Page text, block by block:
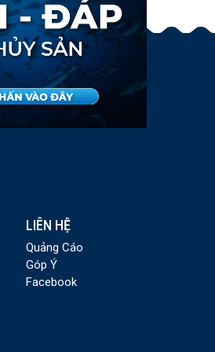
LIÊN HỆ
Quảng Cáo
Góp Ý
Facebook